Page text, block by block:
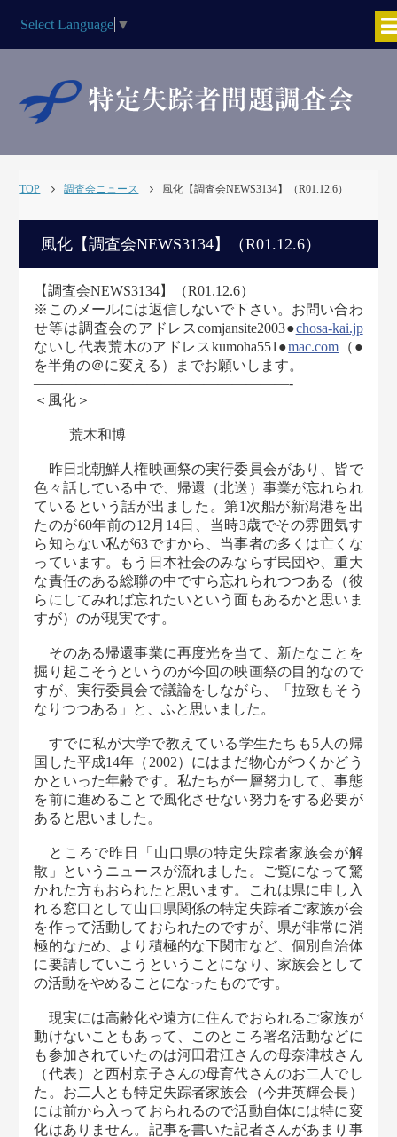
Select Language ▼
TOP 調査会ニュース 風化【調査会NEWS3134】（R01.12.6）
風化【調査会NEWS3134】（R01.12.6）
【調査会NEWS3134】（R01.12.6）
※このメールには返信しないで下さい。お問い合わ
せ等は調査会のアドレスcomjansite2003●chosa-kai.jp
ないし代表荒木のアドレスkumoha551●mac.com （●
を半角の＠に変える）までお願いします。
―――――――――—————————-
＜風化＞
荒木和博
昨日北朝鮮人権映画祭の実行委員会があり、皆で
色々話している中で、帰還（北送）事業が忘れられ
ているという話が出ました。第1次船が新潟港を出
たのが60年前の12月14日、当時3歳でその雰囲気す
ら知らない私が63ですから、当事者の多くは亡くな
っています。もう日本社会のみならず民団や、重大
な責任のある総聯の中ですら忘れられつつある（彼
らにしてみれば忘れたいという面もあるかと思いま
すが）のが現実です。
そのある帰還事業に再度光を当て、新たなことを
掘り起こそうというのが今回の映画祭の目的なので
すが、実行委員会で議論をしながら、「拉致もそう
なりつつある」と、ふと思いました。
すでに私が大学で教えている学生たちも5人の帰
国した平成14年（2002）にはまだ物心がつくかどう
かといった年齢です。私たちが一層努力して、事態
を前に進めることで風化させない努力をする必要が
あると思いました。
ところで昨日「山口県の特定失踪者家族会が解
散」というニュースが流れました。ご覧になって驚
かれた方もおられたと思います。これは県に申し入
れる窓口として山口県関係の特定失踪者ご家族が会
を作って活動しておられたのですが、県が非常に消
極的なため、より積極的な下関市など、個別自治体
に要請していこうということになり、家族会として
の活動をやめることになったものです。
現実には高齢化や遠方に住んでおられるご家族が
動けないこともあって、このところ署名活動などに
も参加されていたのは河田君江さんの母奈津枝さん
（代表）と西村京子さんの母育代さんのお二人でし
た。お二人とも特定失踪者家族会（今井英輝会長）
には前から入っておられるので活動自体には特に変
化はありません。記事を書いた記者さんがあまり事